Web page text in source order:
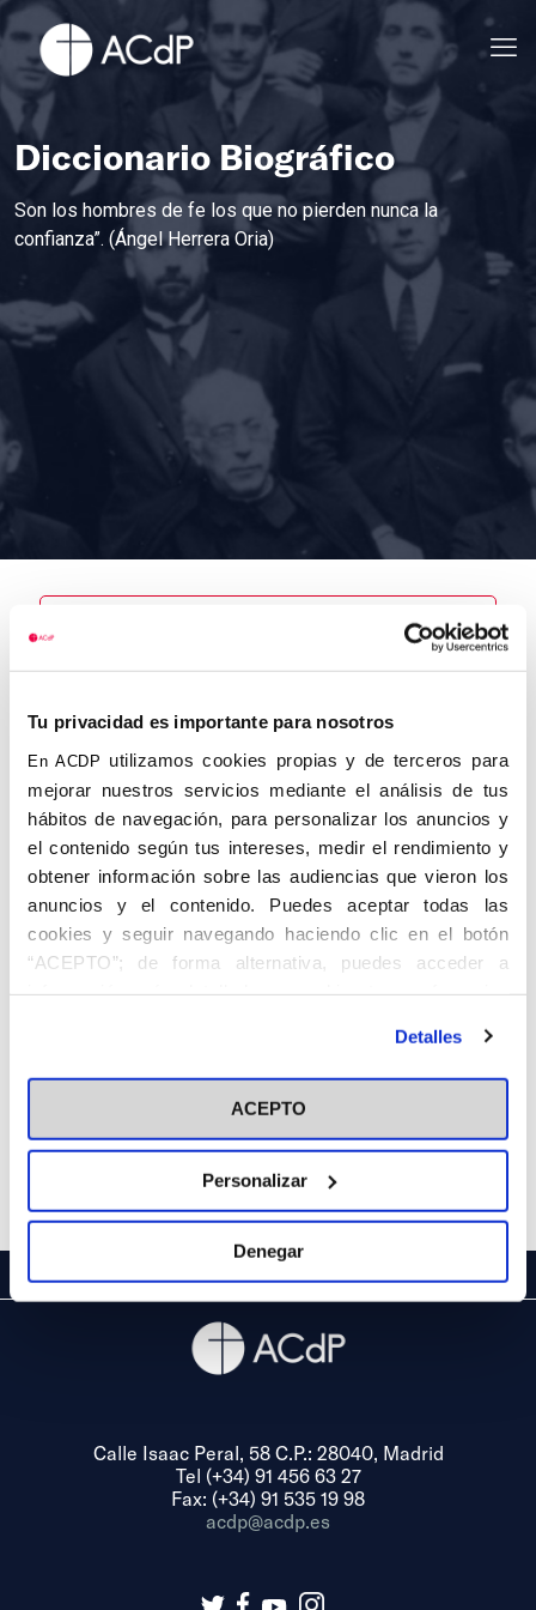
Tu privacidad es importante para nosotros
En ACDP utilizamos cookies propias y de terceros para
mejorar nuestros servicios mediante el análisis de tus
hábitos de navegación, para personalizar los anuncios y
el contenido según tus intereses, medir el rendimiento y
obtener información sobre las audiencias que vieron los
anuncios y el contenido. Puedes aceptar todas las
cookies y seguir navegando haciendo clic en el botón
“ACEPTO”; de forma alternativa, puedes acceder a
información más detallada y cambiar tus preferencias
en el botón "Personalizar". Para más información puedes
visitar nuestra Política de Cookies
Detalles
ACEPTO
Personalizar
Denegar
Diccionario Biográfico
Son los hombres de fe los que no pierden nunca la
confianza”. (Ángel Herrera Oria)
Beltrán Flórez,
Lucas
Autor
Centro de
adscripción
Fecha de
nacimiento
01/01/1911
Lugar de
Fecha de
defunción
Lugar de
defunción
Calle Isaac Peral, 58 C.P.: 28040, Madrid
Tel (+34) 91 456 63 27
Fax: (+34) 91 535 19 98
acdp@acdp.es